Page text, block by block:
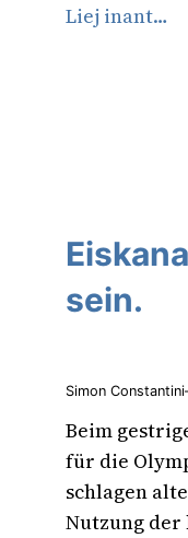
Liej inant…
sein.
Simon Constantini
Beim
für die
schlagen
Nutzung